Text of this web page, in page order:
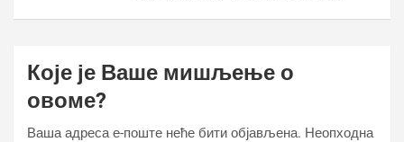
Које је Ваше мишљење о
овоме?
Ваша адреса е-поште неће бити објављена. Неопходна